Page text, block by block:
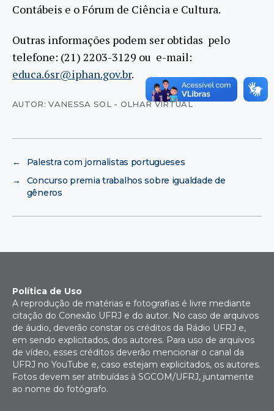
Contábeis e o Fórum de Ciência e Cultura.
Outras informações podem ser obtidas pelo
telefone: (21) 2203-3129 ou e-mail:
educa.6sr@iphan.gov.br.
AUTOR: VANESSA SOL - OLHAR VIRTUAL
←
Palestra com jornalistas portugueses
→
Concurso premia trabalhos sobre igualdade de
gêneros
Política de Uso
A reprodução de matérias e fotografias é livre mediante
citação do Conexão UFRJ e do autor. No caso de arquivos
de áudio, deverão constar os créditos da Rádio UFRJ e,
em sendo explicitados, dos autores. Para uso de arquivos
de vídeo, esses créditos deverão mencionar o canal da
UFRJ no YouTube e, caso estejam explicitados, os autores.
Fotos devem ser atribuídas à SGCOM/UFRJ, juntamente
ao nome do fotógrafo.